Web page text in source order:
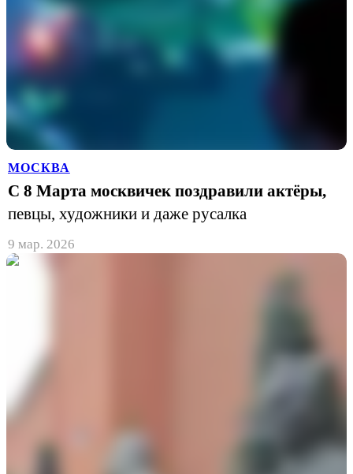
МОСКВА
С 8 Марта москвичек поздравили актёры,
певцы, художники и даже русалка
9 мар. 2026